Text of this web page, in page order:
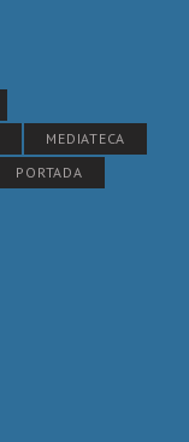
MEDIATECA
PORTADA